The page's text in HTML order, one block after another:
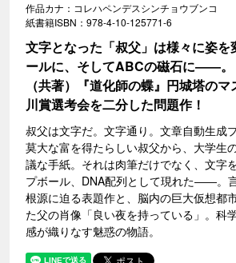
作品カナ：コレハペンデスシンチョウブンコ
紙書籍ISBN：978-4-10-125771-6
文字となった「叔父」は様々に姿を
ールに、そしてABCの磁石に――。
（共著）『道化師の蝶』円城塔の
川賞選考会を二分した問題作！
叔父は文字だ。文字通り。文章自動生成
莫大な富を得たらしい叔父から、大学生
議な手紙。それは肉筆だけでなく、文字
プボール、DNA配列として現れた――。
根源に迫る表題作と、脳内の巨大仮想都
た父の肖像「良い夜を持っている」。科
感が織りなす魅惑の物語。